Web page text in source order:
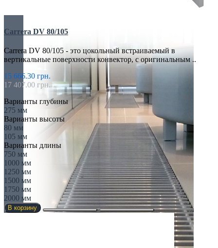
Carrera DV 80/105
Carrera DV 80/105 - это цокольный встраиваемый в
вертикальные поверхности конвектор, с оригинальным ..
15 666.30 грн.
17 407.00 грн.
Варианты глубины
275 мм
Варианты высоты
80 мм
105 мм
Варианты длины
750 мм
1000 мм
1250 мм
1500 мм
1750 мм
2000 мм
В корзину